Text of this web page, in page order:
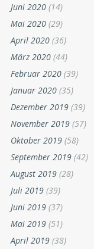
Juni 2020 (14)
Mai 2020 (29)
April 2020 (36)
März 2020 (44)
Februar 2020 (39)
Januar 2020 (35)
Dezember 2019 (39)
November 2019 (57)
Oktober 2019 (58)
September 2019 (42)
August 2019 (28)
Juli 2019 (39)
Juni 2019 (37)
Mai 2019 (51)
April 2019 (38)